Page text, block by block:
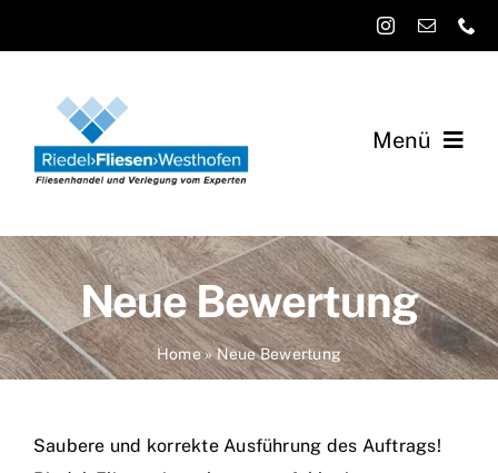
Inhalt
Menü
Über uns
Leistungen
Aktuelles
Neue Bewertung
Home»Neue Bewertung
Saubere und korrekte Ausführung des Auftrags!